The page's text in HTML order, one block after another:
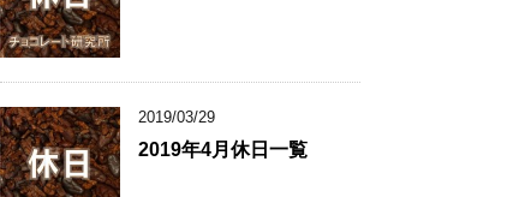
2019/03/29
2019年4月休日一覧